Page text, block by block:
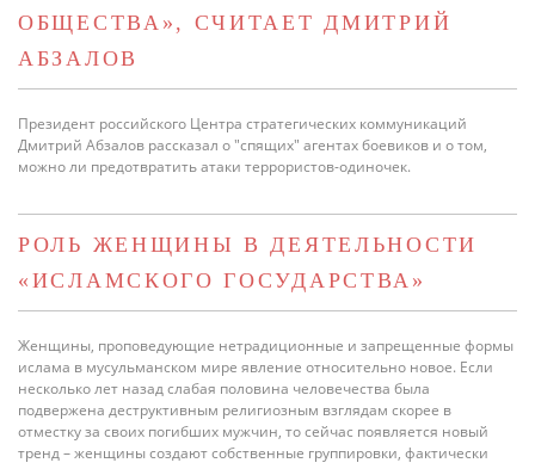
ОБЩЕСТВА», СЧИТАЕТ ДМИТРИЙ
АБЗАЛОВ
Президент российского Центра стратегических коммуникаций
Дмитрий Абзалов рассказал о "спящих" агентах боевиков и о том,
можно ли предотвратить атаки террористов-одиночек.
РОЛЬ ЖЕНЩИНЫ В ДЕЯТЕЛЬНОСТИ
«ИСЛАМСКОГО ГОСУДАРСТВА»
Женщины, проповедующие нетрадиционные и запрещенные формы
ислама в мусульманском мире явление относительно новое. Если
несколько лет назад слабая половина человечества была
подвержена деструктивным религиозным взглядам скорее в
отместку за своих погибших мужчин, то сейчас появляется новый
тренд – женщины создают собственные группировки, фактически